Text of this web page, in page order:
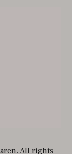
All rights